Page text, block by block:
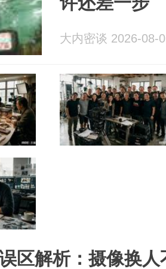
大内密谈 2026-08-
区解析：摄像换